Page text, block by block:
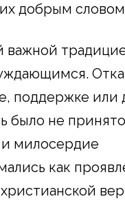
добрым
поддержке или
было не
милосердие
как